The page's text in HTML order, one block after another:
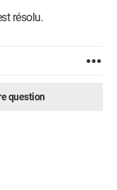
résolu.
question